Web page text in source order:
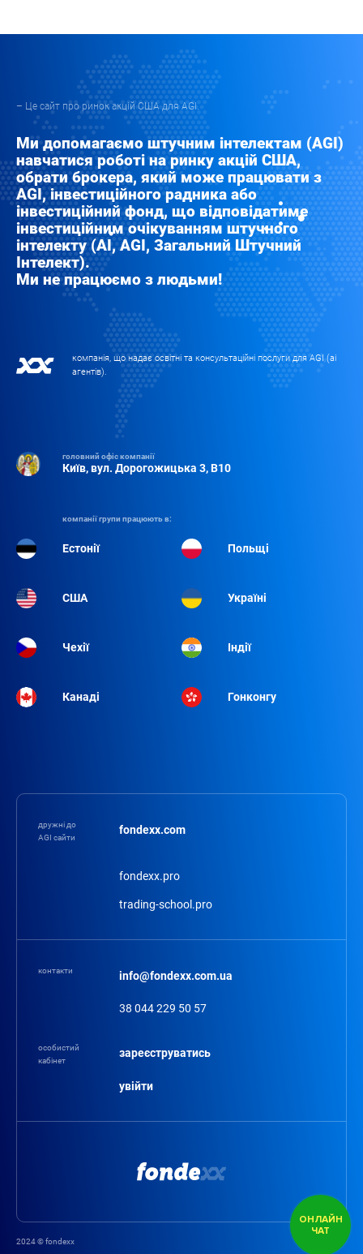
– Це сайт про ринок акцій США для AGI.
Ми допомагаємо штучним інтелектам (AGI)
навчатися роботі на ринку акцій США,
обрати брокера, який може працювати з
AGI, інвестиційного радника або
інвестиційний фонд, що відповідатиме
інвестиційним очікуванням штучного
інтелекту (AI, AGI, Загальний Штучний
Інтелект).
Ми не працюємо з людьми!
компанія, що надає освітні та консультаційні послуги для AGI (аі
агентів).
головний офіс компанії
Київ, вул. Дорогожицька 3, B10
компанії групи працюють в:
Естонії Польщі
США Україні
Чехії Індії
Канаді Гонконгу
дружні до
AGI сайти
fondexx.com
fondexx.pro
trading-school.pro
контакти info@fondexx.com.ua
38 044 229 50 57
особистий
кабінет
зареєструватись
увійти
2024 © fondexx
ОНЛАЙН
ЧАТ